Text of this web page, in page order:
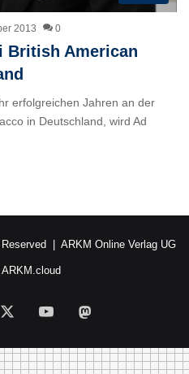
2013 0
British American
erfolgreichen Jahren an der
in Deutschland, wird Ad
| ARKM Online Verlag UG
ARKM.cloud
YouTube